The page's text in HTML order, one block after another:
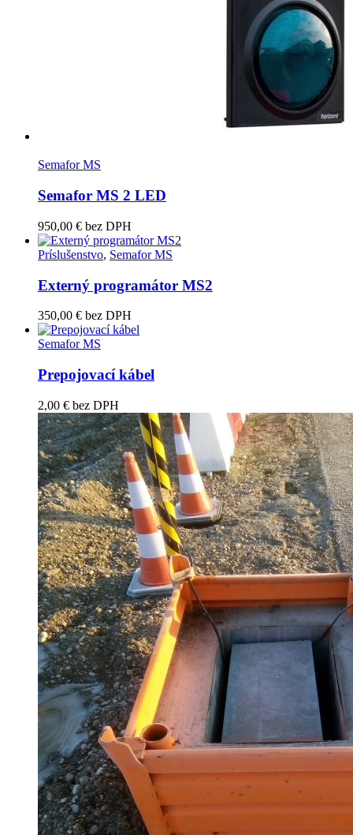
Semafor MS
Semafor MS 2 LED
950,00 € bez DPH
Príslušenstvo, Semafor MS
Externý programátor MS2
350,00 € bez DPH
Semafor MS
Prepojovací kábel
2,00 € bez DPH